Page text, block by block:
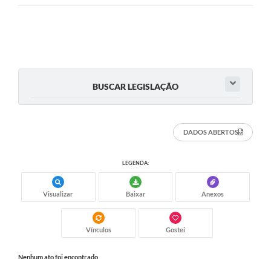
BUSCAR LEGISLAÇÃO
DADOS ABERTOS
LEGENDA:
Visualizar Baixar Anexos
Vínculos Gostei
Nenhum ato foi encontrado